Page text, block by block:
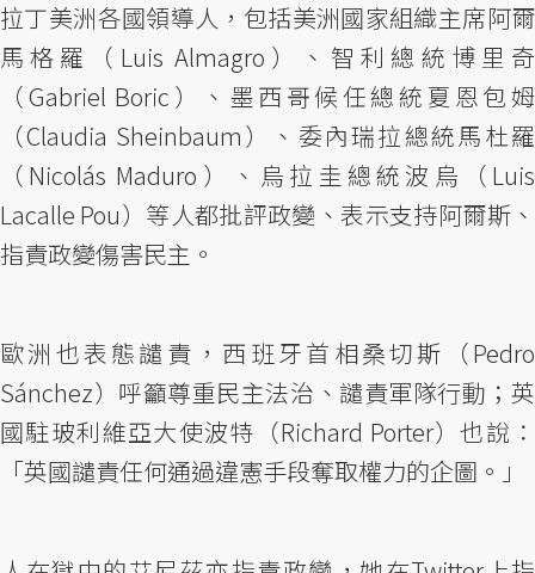
拉丁美洲各國領導人，包括美洲國家組織主席阿爾
馬格羅（Luis Almagro）、智利總統博里奇
（Gabriel Boric）、墨西哥候任總統夏恩包姆
（Claudia Sheinbaum）、委內瑞拉總統馬杜羅
（Nicolás Maduro）、烏拉圭總統波烏（Luis
Lacalle Pou）等人都批評政變、表示支持阿爾斯、
指責政變傷害民主。
歐洲也表態譴責，西班牙首相桑切斯（Pedro
Sánchez）呼籲尊重民主法治、譴責軍隊行動；英
國駐玻利維亞大使波特（Richard Porter）也說：
「英國譴責任何通過違憲手段奪取權力的企圖。」